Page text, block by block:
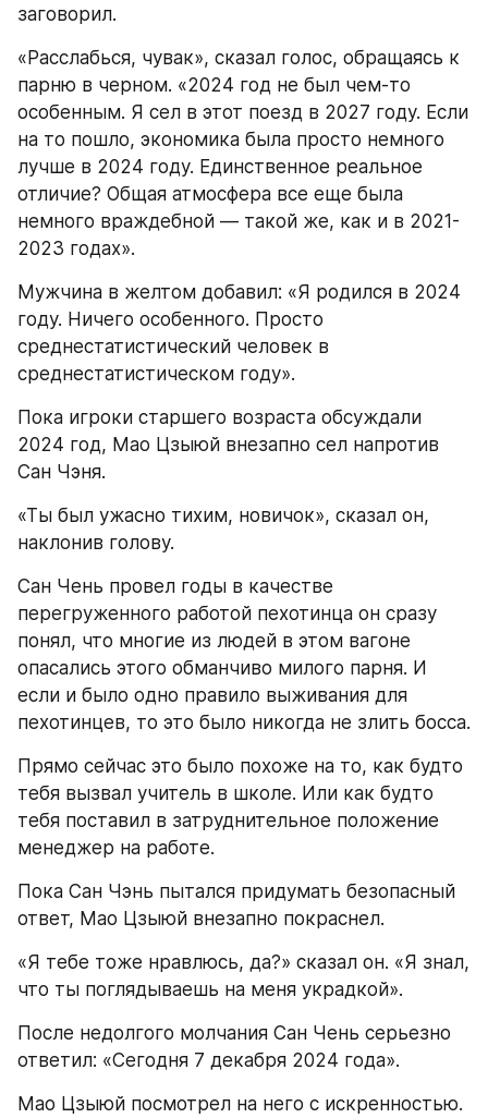
заговорил.
«Расслабься, чувак», сказал голос, обращаясь к
парню в черном. «2024 год не был чем-то
особенным. Я сел в этот поезд в 2027 году. Если
на то пошло, экономика была просто немного
лучше в 2024 году. Единственное реальное
отличие? Общая атмосфера все еще была
немного враждебной — такой же, как и в 2021-
2023 годах».
Мужчина в желтом добавил: «Я родился в 2024
году. Ничего особенного. Просто
среднестатистический человек в
среднестатистическом году».
Пока игроки старшего возраста обсуждали
2024 год, Мао Цзыюй внезапно сел напротив
Сан Чэня.
«Ты был ужасно тихим, новичок», сказал он,
наклонив голову.
Сан Чень провел годы в качестве
перегруженного работой пехотинца он сразу
понял, что многие из людей в этом вагоне
опасались этого обманчиво милого парня. И
если и было одно правило выживания для
пехотинцев, то это было никогда не злить босса.
Прямо сейчас это было похоже на то, как будто
тебя вызвал учитель в школе. Или как будто
тебя поставил в затруднительное положение
менеджер на работе.
Пока Сан Чэнь пытался придумать безопасный
ответ, Мао Цзыюй внезапно покраснел.
«Я тебе тоже нравлюсь, да?» сказал он. «Я знал,
что ты поглядываешь на меня украдкой».
После недолгого молчания Сан Чень серьезно
ответил: «Сегодня 7 декабря 2024 года».
Мао Цзыюй посмотрел на него с искренностью.